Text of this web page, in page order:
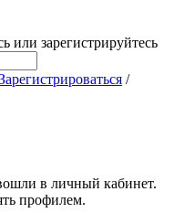
или зарегистрируйтесь
/
в личный кабинет.
профилем.